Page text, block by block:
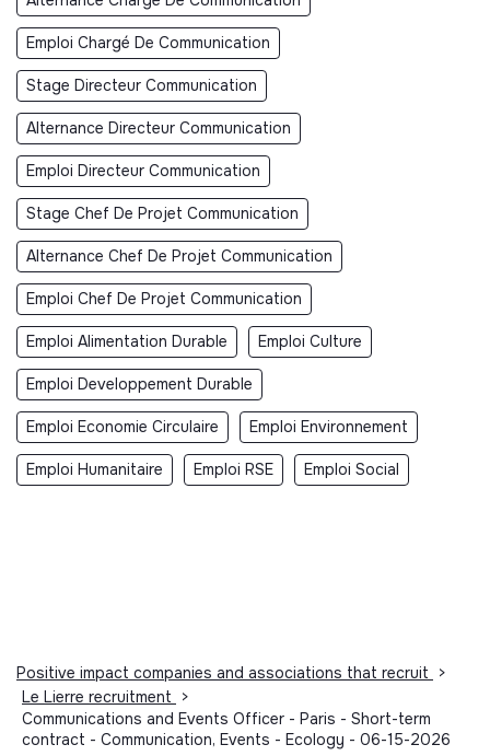
Emploi Chargé De Communication
Stage Directeur Communication
Alternance Directeur Communication
Emploi Directeur Communication
Stage Chef De Projet Communication
Alternance Chef De Projet Communication
Emploi Chef De Projet Communication
Emploi Alimentation Durable Emploi Culture
Emploi Developpement Durable
Emploi Economie Circulaire Emploi Environnement
Emploi Humanitaire Emploi RSE Emploi Social
Positive impact companies and associations that recruit
>
Le Lierre recruitment
>
Communications and Events Officer - Paris - Short-term
contract - Communication, Events - Ecology - 06-15-2026